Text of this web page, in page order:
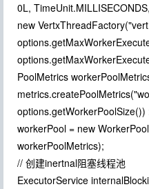
0L,
new
PoolMetrics
options.getWorkerPoolSize())
workerPool = new
workerPoolMetrics);
// 创建inertnal阻塞线程池
ExecutorService